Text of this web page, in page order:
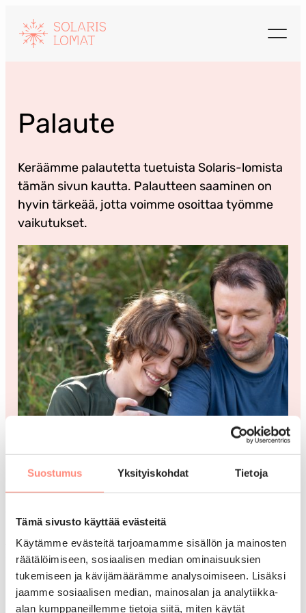
Suostumus Yksityiskohdat Tietoja
Tämä sivusto käyttää evästeitä
Käytämme evästeitä tarjoamamme sisällön ja mainosten
räätälöimiseen, sosiaalisen median ominaisuuksien
tukemiseen ja kävijämäärämme analysoimiseen. Lisäksi
jaamme sosiaalisen median, mainosalan ja analytiikka-
alan kumppaneillemme tietoja siitä, miten käytät
sisältöön
Palaute
Keräämme palautetta tuetuista Solaris-lomista
tämän sivun kautta. Palautteen saaminen on
hyvin tärkeää, jotta voimme osoittaa työmme
vaikutukset.
Arvostamme palautettasi ja kiitämme
vaivannäöstäsi! Käsittelemme kaikki palautteet
luottamuksellisesti.
Huom!Loman peruutusta tai kysymyksiä ei voi